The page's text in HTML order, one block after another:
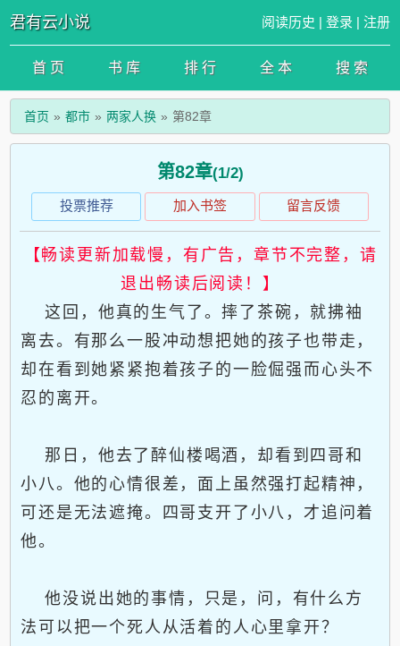
君有云小说 阅读历史 | 登录 | 注册
首 页 书 库 排 行 全 本 搜 索
首页 都市 两家人换 第82章
第82章(1/2)
投票推荐 加入书签 留言反馈
【畅读更新加载慢，有广告，章节不完整，请
退出畅读后阅读！】
这回，他真的生气了。摔了茶碗，就拂袖
离去。有那么一股冲动想把她的孩子也带走，
却在看到她紧紧抱着孩子的一脸倔强而心头不
忍的离开。
那日，他去了醉仙楼喝酒，却看到四哥和
小八。他的心情很差，面上虽然强打起精神，
可还是无法遮掩。四哥支开了小八，才追问着
他。
他没说出她的事情，只是，问，有什么方
法可以把一个死人从活着的人心里拿开？